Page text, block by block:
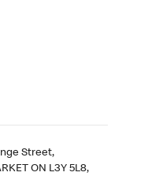
Street,
ON L3Y 5L8,